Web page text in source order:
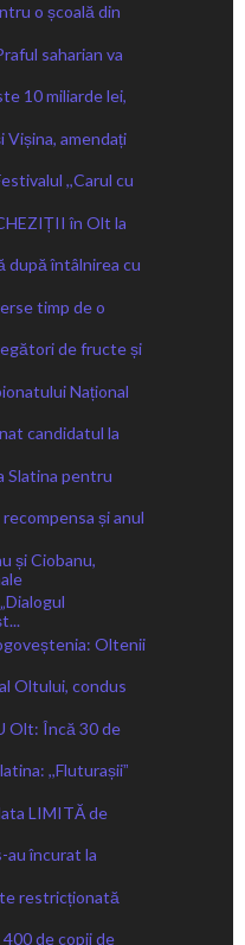
o școală din
saharian va
10 miliarde lei,
Vișina, amendați
,,Carul cu
în Olt la
după întâlnirea cu
timp de o
de fructe și
Național
candidatul la
Slatina pentru
și anul
și Ciobanu,
Oltenii
Oltului, condus
Olt: Încă 30 de
,,Fluturașiiˮ
LIMITĂ de
au încurat la
restricționată
de copii de